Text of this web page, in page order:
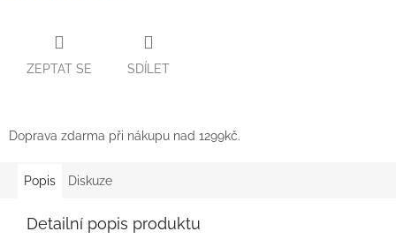
ZEPTAT SE SDÍLET
Doprava zdarma při nákupu nad 1299kč.
Popis Diskuze
Detailní popis produktu